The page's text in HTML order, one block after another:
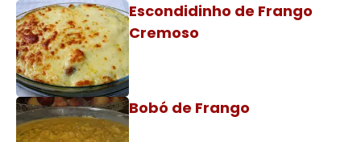
Escondidinho de Frango
Cremoso
Bobó de Frango